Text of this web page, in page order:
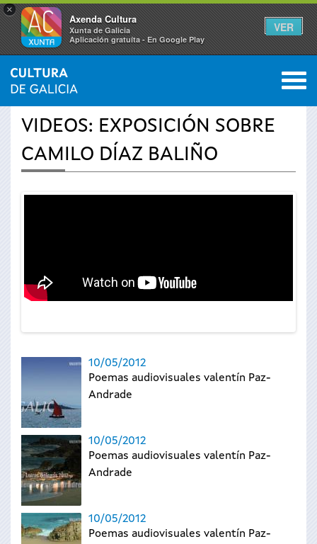
×
Axenda Cultura
Xunta de Galicia
Aplicación gratuíta - En Google Play
VER
Se
usted
INICIO › ACTUALIDAD 0
VIDEOS: EXPOSICIÓN SOBRE
CAMILO DÍAZ BALIÑO
10/05/2012
Poemas audiovisuales valentín Paz-
Andrade
10/05/2012
Poemas audiovisuales valentín Paz-
Andrade
10/05/2012
Poemas audiovisuales valentín Paz-